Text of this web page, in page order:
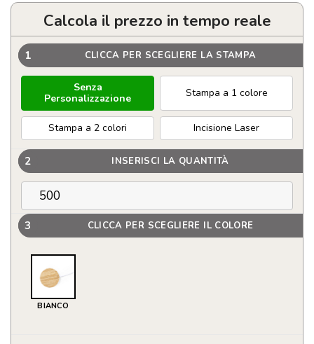
Calcola il prezzo in tempo reale
1 CLICCA PER SCEGLIERE LA STAMPA
Senza
Personalizzazione
Stampa a 1 colore
Stampa a 2 colori Incisione Laser
2 INSERISCI LA QUANTITÀ
3 CLICCA PER SCEGLIERE IL COLORE
BIANCO